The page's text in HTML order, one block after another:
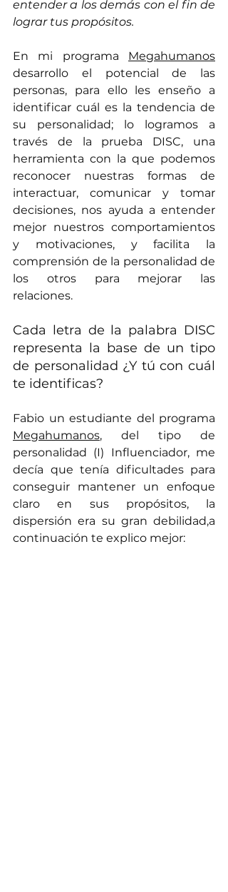
entender a los demás con el fin de
lograr tus propósitos.
En mi programa Megahumanos
desarrollo el potencial de las
personas, para ello les enseño a
identificar cuál es la tendencia de
su personalidad; lo logramos a
través de la prueba DISC, una
herramienta con la que podemos
reconocer nuestras formas de
interactuar, comunicar y tomar
decisiones, nos ayuda a entender
mejor nuestros comportamientos
y motivaciones, y facilita la
comprensión de la personalidad de
los otros para mejorar las
relaciones.
Cada letra de la palabra DISC
representa la base de un tipo
de personalidad ¿Y tú con cuál
te identificas?
Megahumanos, del tipo de
personalidad (I) Influenciador, me
decía que tenía dificultades para
conseguir mantener un enfoque
claro en sus propósitos, la
dispersión era su gran debilidad,a
continuación te explico mejor: